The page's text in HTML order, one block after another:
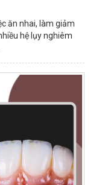
ăn nhai, làm giảm
hệ lụy nghiêm